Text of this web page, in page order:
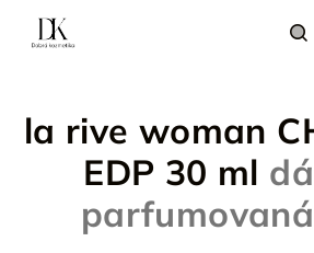
obsah
la rive woman
EDP 30 ml